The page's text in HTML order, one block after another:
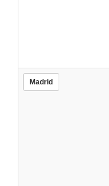
Madrid